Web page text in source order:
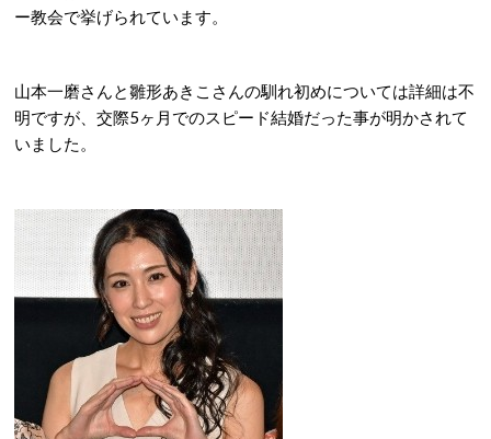
ー教会で挙げられています。
山本一磨さんと雛形あきこさんの馴れ初めについては詳細は不
明ですが、交際5ヶ月でのスピード結婚だった事が明かされて
いました。